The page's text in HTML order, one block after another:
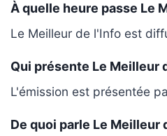
À quelle heure passe Le
Le Meilleur de l'Info est
Qui présente Le Meilleur
L'émission est présentée
De quoi parle Le Meilleur